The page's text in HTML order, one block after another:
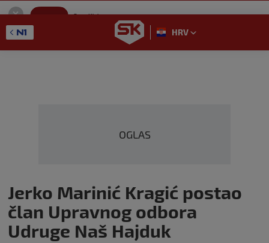
SportKlub
GET - On the Google Play
HRV
OGLAS
Jerko Marinić Kragić postao
član Upravnog odbora
Udruge Naš Hajduk